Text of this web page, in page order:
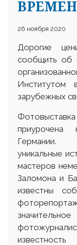
26 ноября 2020
Дорогие
сообщить об
Институтом
зарубежных
приурочена
Германии.
уникальные
мастеров
Заломона и
известны
известность